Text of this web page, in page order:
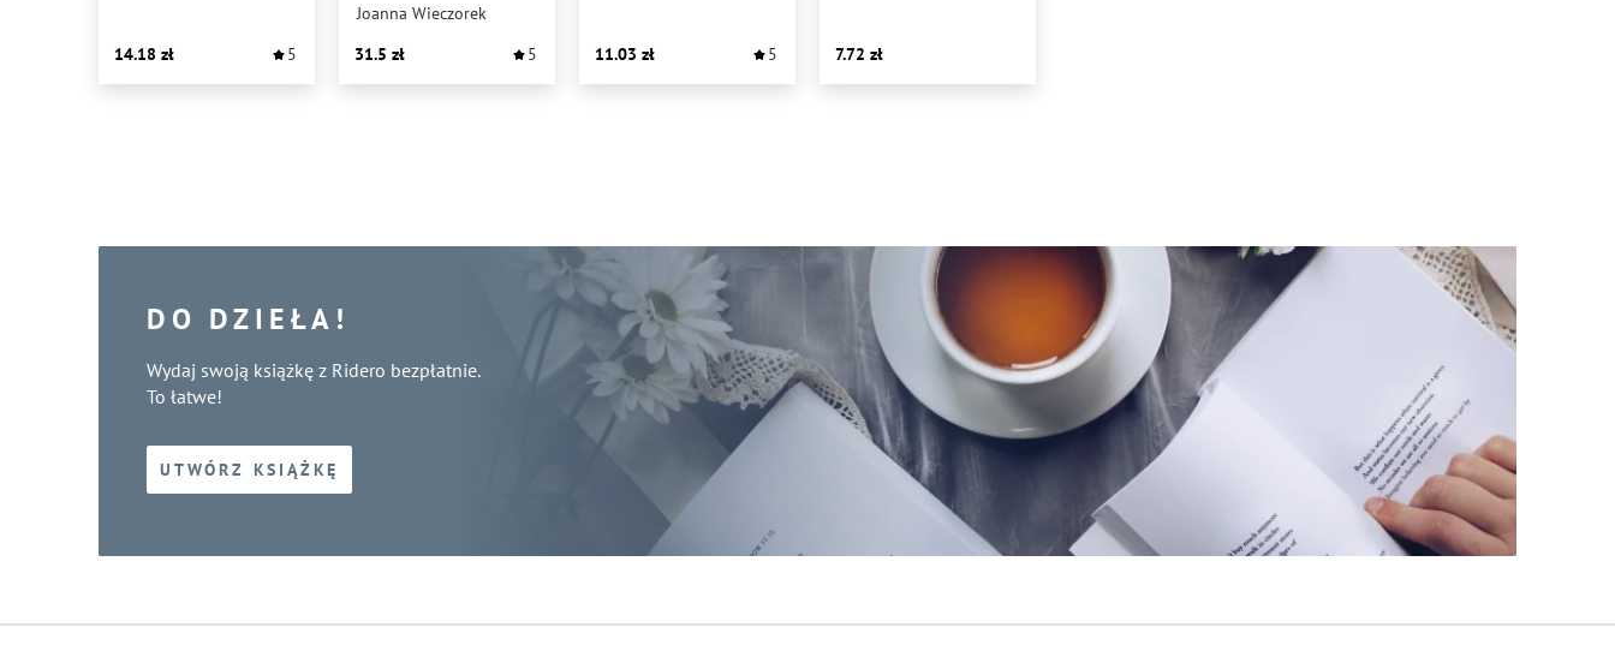
14.18 5
Joanna Wieczorek
31.5
5 11.03 5 7.72
DO DZIEŁA!
Wydaj swoją książkę z Ridero bezpłatnie.
To łatwe!
UTWÓRZ KSIĄŻKĘ